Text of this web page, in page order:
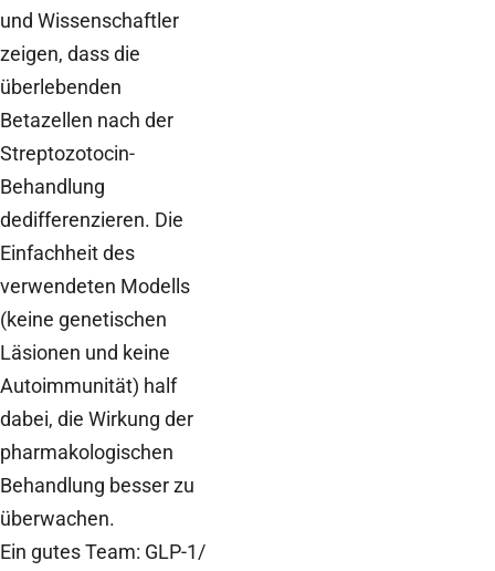
und Wissenschaftler
zeigen, dass die
überlebenden
Betazellen nach der
Streptozotocin-
Behandlung
dedifferenzieren. Die
Einfachheit des
verwendeten Modells
(keine genetischen
Läsionen und keine
Autoimmunität) half
dabei, die Wirkung der
pharmakologischen
Behandlung besser zu
überwachen.
Ein gutes Team: GLP-1/